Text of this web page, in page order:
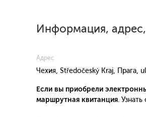
Информация,
Адрес
Чехия, Středočeský Kraj, Прага,
Если вы приобрели
маршрутная квитанция.